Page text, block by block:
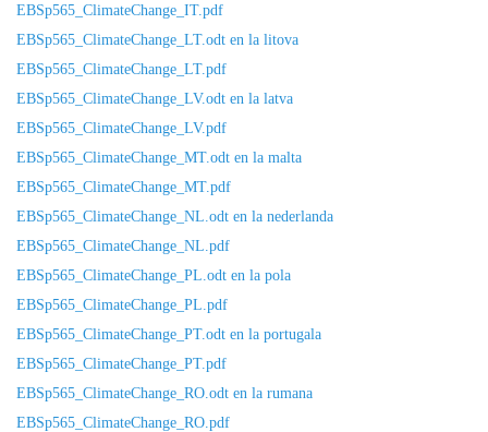
EBSp565_ClimateChange_IT.pdf
EBSp565_ClimateChange_LT.odt en la litova
EBSp565_ClimateChange_LT.pdf
EBSp565_ClimateChange_LV.odt en la latva
EBSp565_ClimateChange_LV.pdf
EBSp565_ClimateChange_MT.odt en la malta
EBSp565_ClimateChange_MT.pdf
EBSp565_ClimateChange_NL.odt en la nederlanda
EBSp565_ClimateChange_NL.pdf
EBSp565_ClimateChange_PL.odt en la pola
EBSp565_ClimateChange_PL.pdf
EBSp565_ClimateChange_PT.odt en la portugala
EBSp565_ClimateChange_PT.pdf
EBSp565_ClimateChange_RO.odt en la rumana
EBSp565_ClimateChange_RO.pdf